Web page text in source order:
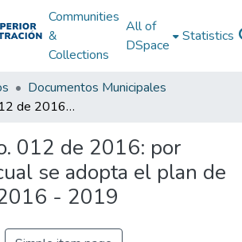
Communities
&
Collections
All of
DSpace
Statistics
Documentos Municipales
Acuerdo No. 012 de 2016: por medio del cual se adopta el plan de desarrollo 2016 - 2019
012 de 2016: por
se adopta el plan de
- 2019